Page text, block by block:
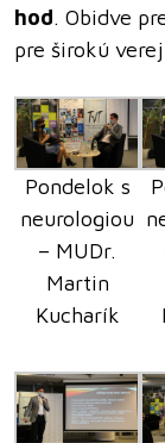
hod. Obidve
pre širokú
Pondelok s
neurologiou
– MUDr.
Martin
Kucharík